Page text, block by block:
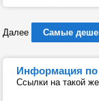
Далее Самые
Информация по
Ссылки на такой